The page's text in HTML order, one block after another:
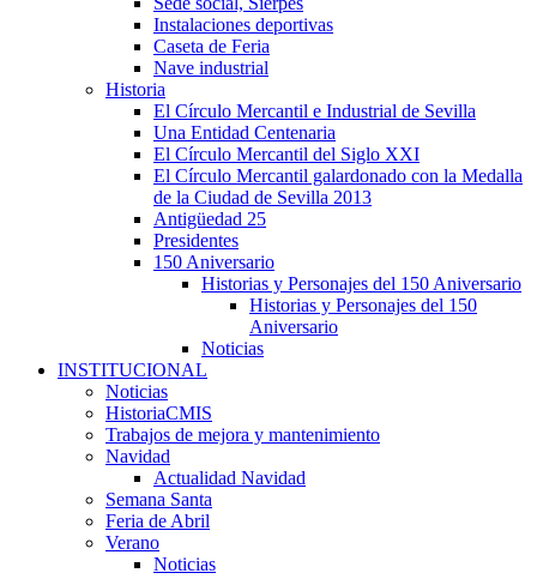
Instalaciones deportivas
Caseta de Feria
Nave industrial
Historia
El Círculo Mercantil e Industrial de Sevilla
Una Entidad Centenaria
El Círculo Mercantil del Siglo XXI
El Círculo Mercantil galardonado con la Medalla
de la Ciudad de Sevilla 2013
Antigüedad 25
Presidentes
150 Aniversario
Historias y Personajes del 150 Aniversario
Historias y Personajes del 150
Aniversario
Noticias
INSTITUCIONAL
Noticias
HistoriaCMIS
Trabajos de mejora y mantenimiento
Navidad
Actualidad Navidad
Semana Santa
Feria de Abril
Verano
Noticias